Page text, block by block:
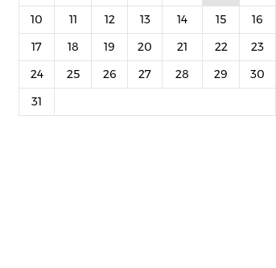
10 11 12 13 14 15 16
17 18 19 20 21 22 23
24 25 26 27 28 29 30
31